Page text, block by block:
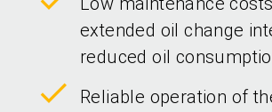
extended oil change
reduced oil
Reliable operation of